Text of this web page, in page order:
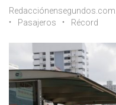
Pasajeros
Récord